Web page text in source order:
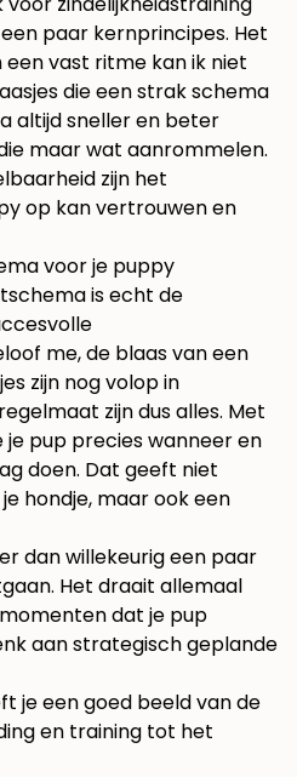
paar kernprincipes. Het
vast ritme kan ik niet
die een strak schema
altijd sneller en beter
maar wat aanrommelen.
zijn het
op kan vertrouwen en
voor je puppy
is echt de
me, de blaas van een
zijn nog volop in
zijn dus alles. Met
pup precies wanneer en
doen. Dat geeft niet
hondje, maar ook een
dan willekeurig een paar
Het draait allemaal
dat je pup
aan strategisch geplande
je een goed beeld van de
en training tot het